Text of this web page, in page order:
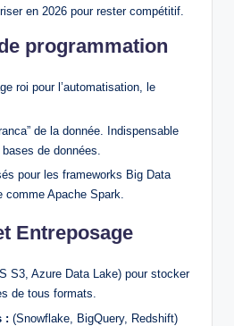
en 2026 pour rester compétitif.
programmation
roi pour l’automatisation, le
de la donnée. Indispensable
de données.
pour les frameworks Big Data
comme Apache Spark.
Entreposage
S3, Azure Data Lake) pour stocker
de tous formats.
: (Snowflake, BigQuery, Redshift)